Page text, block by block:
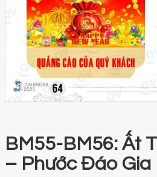
BM55-BM56: Ất
– Phước Đáo Gia